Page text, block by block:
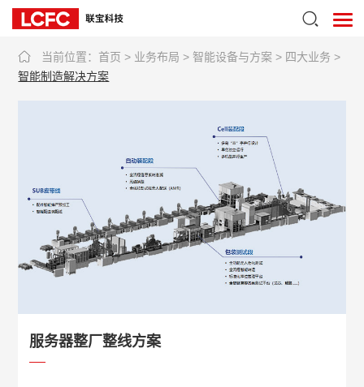
当前位置： 首页 > 业务布局 >智能设备与方案 > 四大业务 >
智能制造解决方案
服务器整厂整线方案